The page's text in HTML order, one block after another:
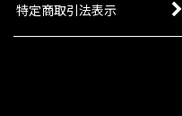
特定商取引法表示